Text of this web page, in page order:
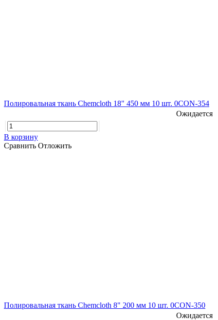
Полировальная ткань Chemcloth 18" 450 мм 10 шт. 0CON-354
Ожидается
В корзину
Сравнить Отложить
Полировальная ткань Chemcloth 8" 200 мм 10 шт. 0CON-350
Ожидается